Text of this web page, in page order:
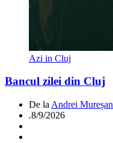
Azi in Cluj
Bancul zilei din Cluj
De la Andrei Mureșan
.8/9/2026